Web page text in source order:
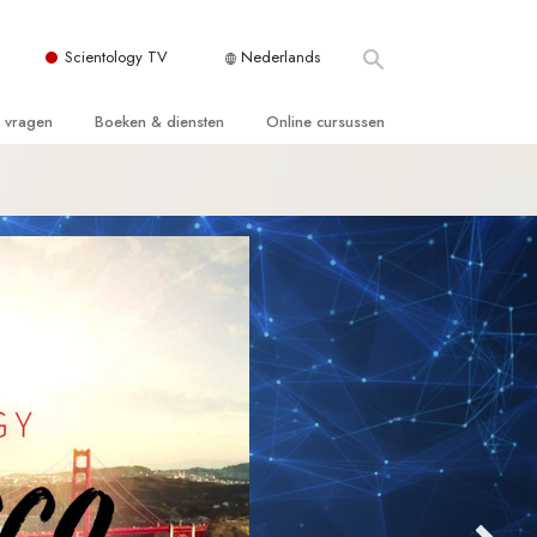
Scientology TV Nederlands
Kerk
Boeken & diensten Online cursussen
De Drijfveren van het Bestaan
De Componenten van Begrip
Oplossingen voor een Gevaarlijke
Assisten voor Ziektes en Verwondingen
Het Huwelijk